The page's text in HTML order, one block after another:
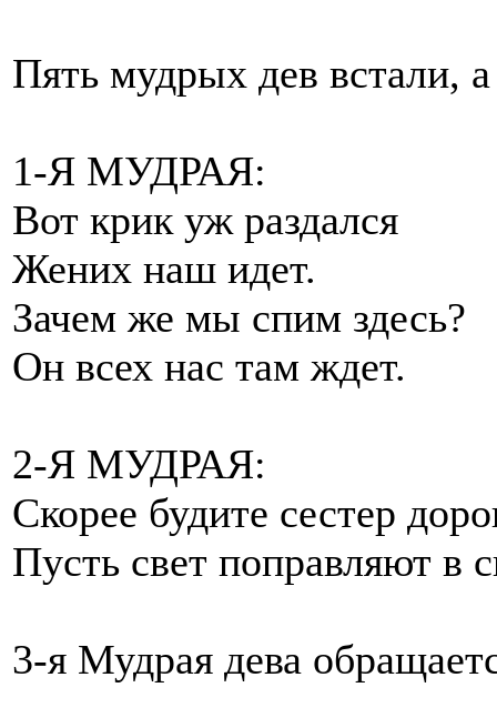
Пять мудрых дев встали,
1-Я МУДРАЯ:
Вот крик уж раздался
Жених наш идет.
Зачем же мы спим здесь?
Он всех нас там ждет.
2-Я МУДРАЯ:
Скорее будите сестер
Пусть свет поправляют в
3-я Мудрая дева